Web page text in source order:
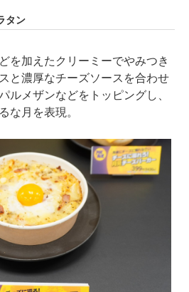
タン
を加えたクリーミーでやみつき
と濃厚なチーズソースを合わせ
ルメザンなどをトッピングし、
な月を表現。